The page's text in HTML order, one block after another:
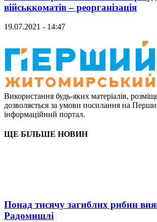
військкоматів – реорганізація
19.07.2021 - 14:47
Використання будь-яких матеріалів,
дозволяється за умови посилання на
інформаційний портал.
ЩЕ БІЛЬШЕ НОВИН
Понад тисячу загиблих рибин
Радомишлі